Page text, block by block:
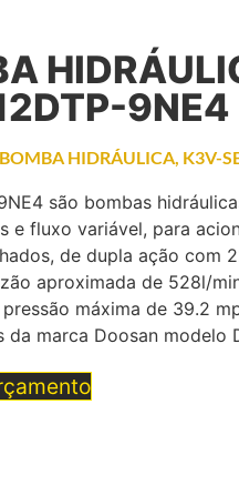
9NE4
BOMBA HIDRÁULICA, K3V-
são bombas
e fluxo variável, para
de dupla ação com
aproximada de 528l/
máxima de 39.2
da marca Doosan modelo